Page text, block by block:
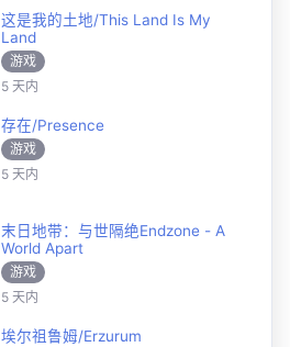
这是我的土地/This Land Is My
Land
游戏
5 天内
存在/Presence
游戏
5 天内
末日地带：与世隔绝Endzone - A
World Apart
游戏
5 天内
埃尔祖鲁姆/Erzurum